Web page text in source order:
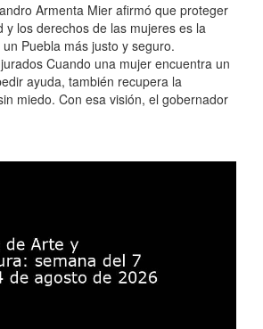
Armenta Mier afirmó que proteger
y los derechos de las mujeres es la
Puebla más justo y seguro.
Cuando una mujer encuentra un
ayuda, también recupera la
miedo. Con esa visión, el gobernador